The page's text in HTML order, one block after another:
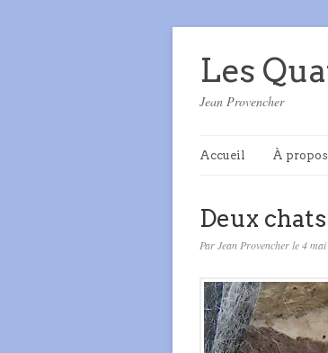
Les
Jean Provencher
Accueil À propos
Deux
Par Jean Provencher le 4